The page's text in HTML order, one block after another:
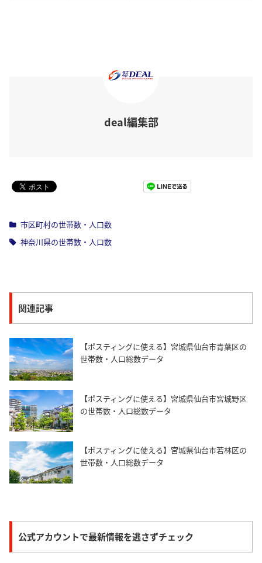
deal編集部
市区町村の世帯数・人口数
神奈川県の世帯数・人口数
関連記事
【ポスティングに使える】宮城県仙台市青葉区の
世帯数・人口総数データ
【ポスティングに使える】宮城県仙台市宮城野区
の世帯数・人口総数データ
【ポスティングに使える】宮城県仙台市若林区の
世帯数・人口総数データ
公式アカウントで最新情報を逃さずチェック